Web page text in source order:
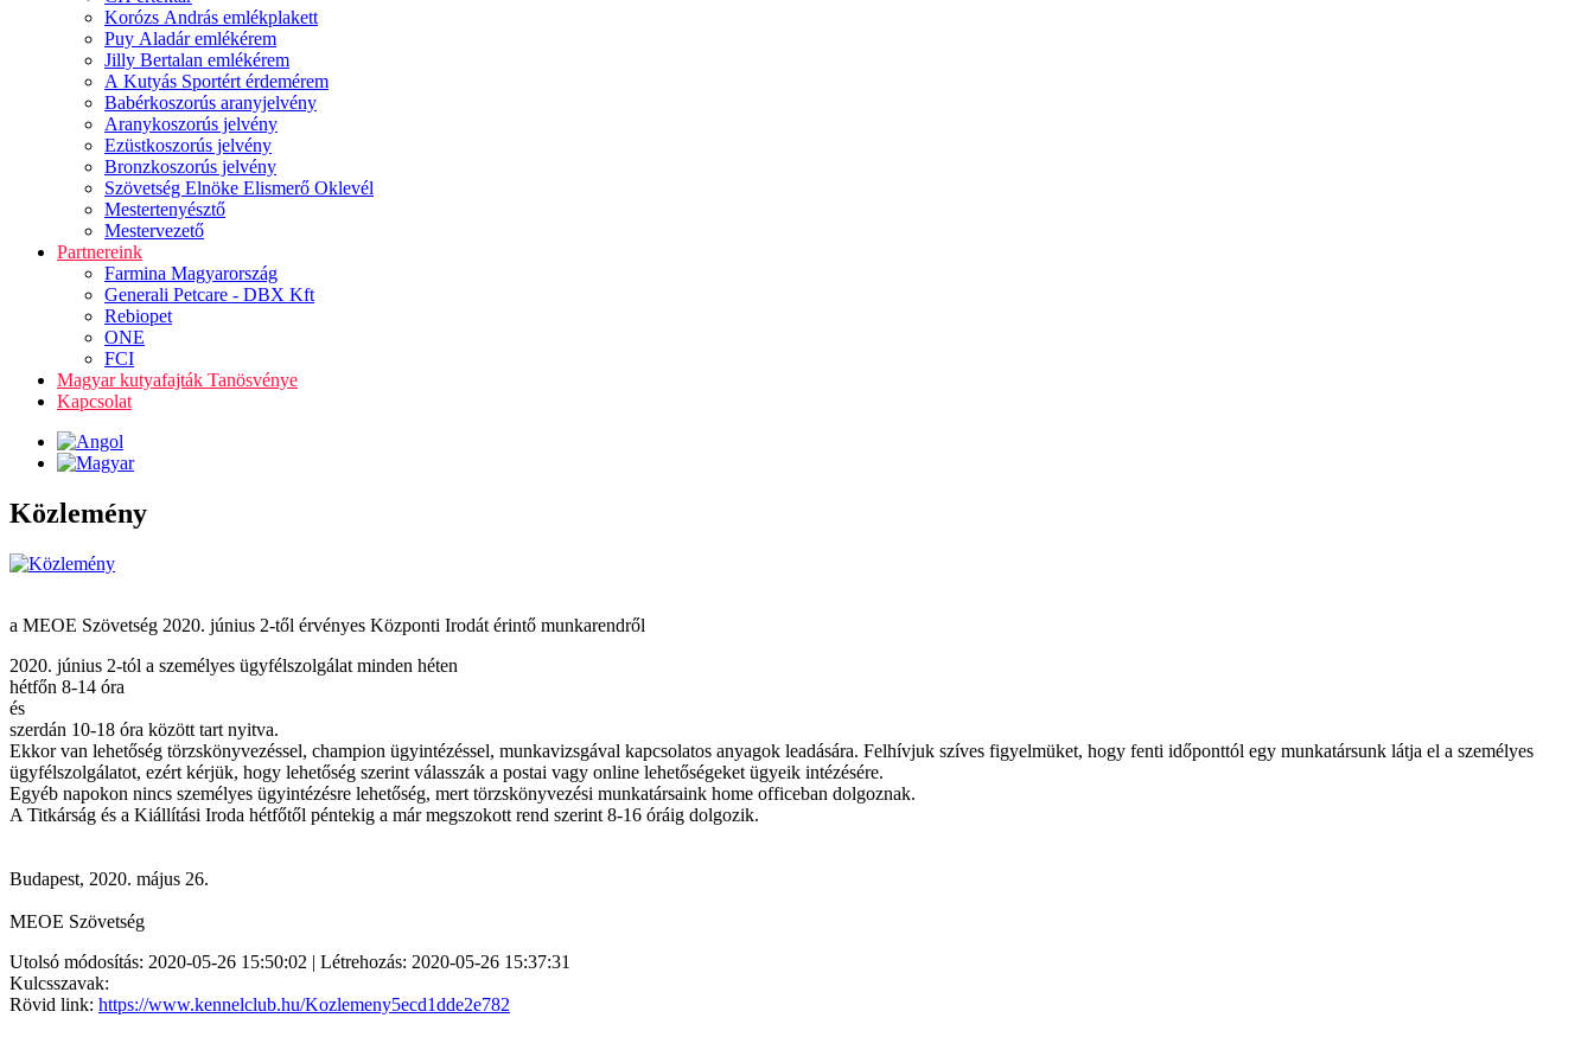
Korózs András emlékplakett
Puy Aladár emlékérem
Jilly Bertalan emlékérem
A Kutyás Sportért érdemérem
Babérkoszorús aranyjelvény
Aranykoszorús jelvény
Ezüstkoszorús jelvény
Bronzkoszorús jelvény
Szövetség Elnöke Elismerő Oklevél
Mestertenyésztő
Mestervezető
Partnereink
Farmina Magyarország
Generali Petcare - DBX Kft
Rebiopet
ONE
FCI
Magyar kutyafajták Tanösvénye
Kapcsolat
Közlemény
a MEOE Szövetség 2020. június 2-től érvényes Központi Irodát érintő munkarendről
2020. június 2-tól a személyes ügyfélszolgálat minden héten
hétfőn 8-14 óra
és
szerdán 10-18 óra között tart nyitva.
Ekkor van lehetőség törzskönyvezéssel, champion ügyintézéssel, munkavizsgával kapcsolatos anyagok leadására. Felhívjuk szíves figyelmüket, hogy fenti időponttól egy munkatársunk látja el a személyes
ügyfélszolgálatot, ezért kérjük, hogy lehetőség szerint válasszák a postai vagy online lehetőségeket ügyeik intézésére.
Egyéb napokon nincs személyes ügyintézésre lehetőség, mert törzskönyvezési munkatársaink home officeban dolgoznak.
A Titkárság és a Kiállítási Iroda hétfőtől péntekig a már megszokott rend szerint 8-16 óráig dolgozik.
Budapest, 2020. május 26.
MEOE Szövetség
Utolsó módosítás: 2020-05-26 15:50:02 | Létrehozás: 2020-05-26 15:37:31
Kulcsszavak:
Rövid link: https://www.kennelclub.hu/Kozlemeny5ecd1dde2e782